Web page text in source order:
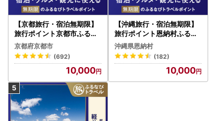
【京都旅行・宿泊無期限】
旅行ポイント京都市ふるな
びトラベルポイント
京都府京都市
(692)
10,000
【沖縄旅行・宿泊無期限】
旅行ポイント恩納村ふるな
びトラベルポイント
沖縄県恩納村
(182)
10,000